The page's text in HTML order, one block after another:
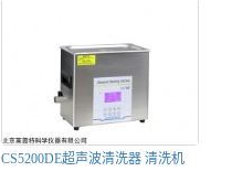
CS5200DE超声波清洗器 清洗机